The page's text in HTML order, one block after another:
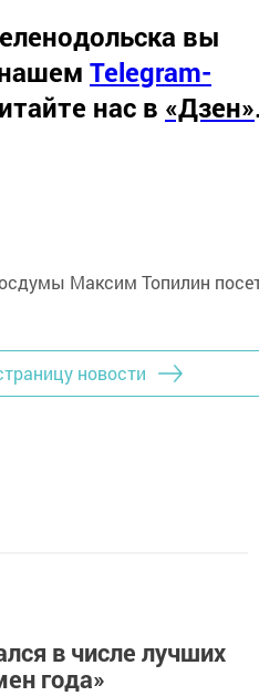
вы
Telegram-
нас в «Дзен»
новости
в числе лучших
года»